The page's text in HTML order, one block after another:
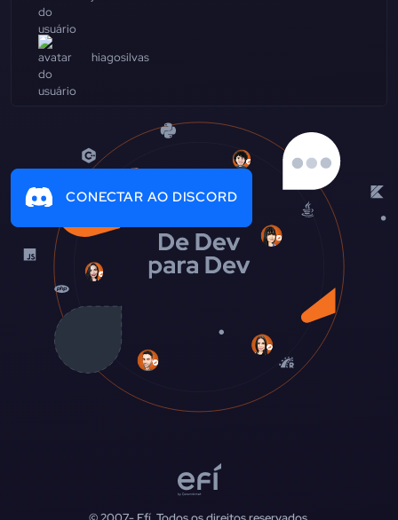
hiagosilvas
CONECTAR AO DISCORD